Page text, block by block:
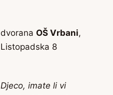
dvorana OŠ Vrbani,
Listopadska 8
Djeco, imate li vi